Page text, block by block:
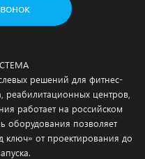
решений для фитнес-
реабилитационных центров,
работает на российском
оборудования позволяет
ключ» от проектирования до